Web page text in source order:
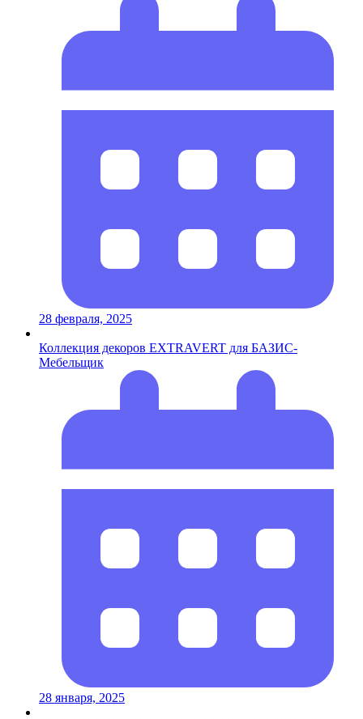
28 февраля, 2025
Коллекция декоров EXTRAVERT для БАЗИС-
Мебельщик
28 января, 2025